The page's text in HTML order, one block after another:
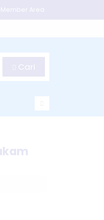
Member Area
Cari